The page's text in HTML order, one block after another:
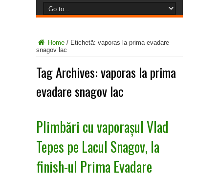
Home / Etichetă: vaporas la prima evadare
snagov lac
Tag Archives:vaporas la prima
evadare snagov lac
Plimbări cu vaporașul Vlad
Tepes pe Lacul Snagov, la
finish-ul Prima Evadare